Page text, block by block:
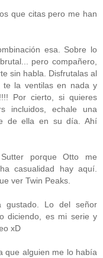
que citas pero me han
esa. Sobre lo
pero compañero,
sin habla. Disfrutalas al
te la ventilas en nada y
Por cierto, si quieres
incluidos, echale una
de ella en su día. Ahí
porque Otto me
casualidad hay aquí.
ver Twin Peaks.
gustado. Lo del señor
diciendo, es mi serie y
xD
que alguien me lo había